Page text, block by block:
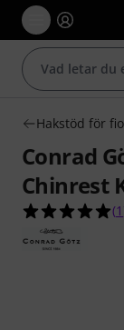
Hakstöd för
Conrad
Chinrest
(1